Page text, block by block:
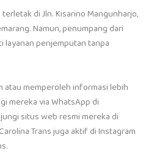
di Jln. Kisarino Mangunharjo,
Namun, penumpang dari
layanan penjemputan tanpa
atau memperoleh informasi lebih
mereka via WhatsApp di
situs web resmi mereka di
Trans juga aktif di Instagram